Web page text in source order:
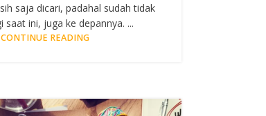
saja dicari, padahal sudah tidak
saat ini, juga ke depannya. ...
CONTINUE READING